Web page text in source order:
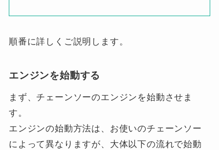
順番に詳しくご説明します。
エンジンを始動する
まず、チェーンソーのエンジンを始動させま
す。
エンジンの始動方法は、お使いのチェーンソー
によって異なりますが、大体以下の流れで始動